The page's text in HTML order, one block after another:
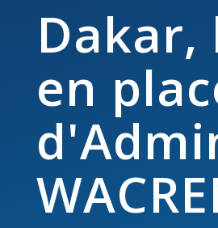
Dakar,
en